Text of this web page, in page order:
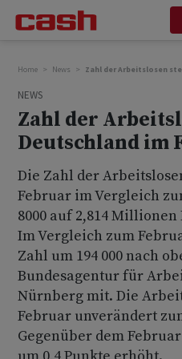
Home News Zahl der Arbeitslosen
NEWS
Zahl der
Deutschland im
Die Zahl der
Februar im Vergleich
8000 auf 2,814
Im Vergleich zum
Zahl um 194 000 nach
Bundesagentur für
Nürnberg mit. Die
Februar unverändert
Gegenüber dem